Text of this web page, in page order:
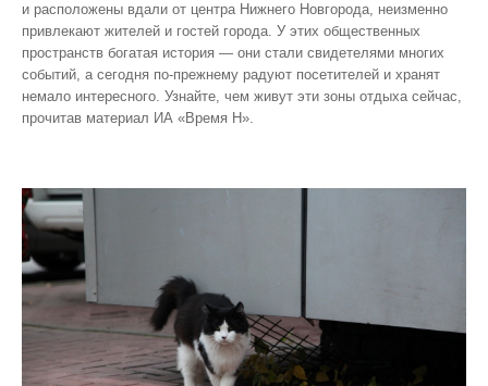
и расположены вдали от центра Нижнего Новгорода, неизменно
привлекают жителей и гостей города. У этих общественных
пространств богатая история — они стали свидетелями многих
событий, а сегодня по‑прежнему радуют посетителей и хранят
немало интересного. Узнайте, чем живут эти зоны отдыха сейчас,
прочитав материал ИА «Время Н».